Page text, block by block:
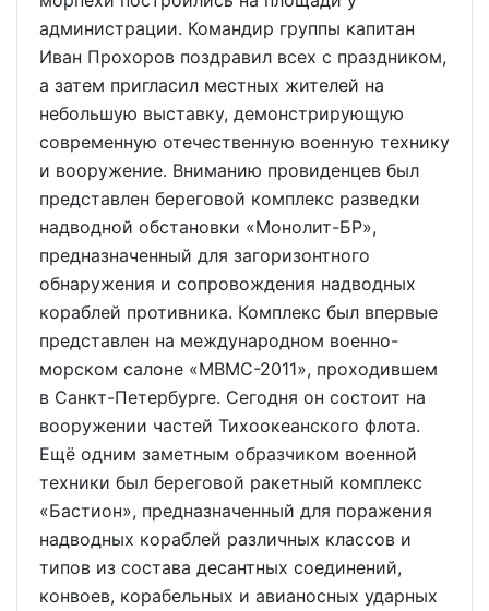
администрации. Командир группы капитан
Иван Прохоров поздравил всех с праздником,
а затем пригласил местных жителей на
небольшую выставку, демонстрирующую
современную отечественную военную технику
и вооружение. Вниманию провиденцев был
представлен береговой комплекс разведки
надводной обстановки «Монолит-БР»,
предназначенный для загоризонтного
обнаружения и сопровождения надводных
кораблей противника. Комплекс был впервые
представлен на международном военно-
морском салоне «МВМС-2011», проходившем
в Санкт-Петербурге. Сегодня он состоит на
вооружении частей Тихоокеанского флота.
Ещё одним заметным образчиком военной
техники был береговой ракетный комплекс
«Бастион», предназначенный для поражения
надводных кораблей различных классов и
типов из состава десантных соединений,
конвоев, корабельных и авианосных ударных